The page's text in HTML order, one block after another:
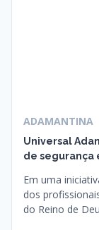
ADAMANTINA
Universal
de segurança
Em uma
dos
do Reino de